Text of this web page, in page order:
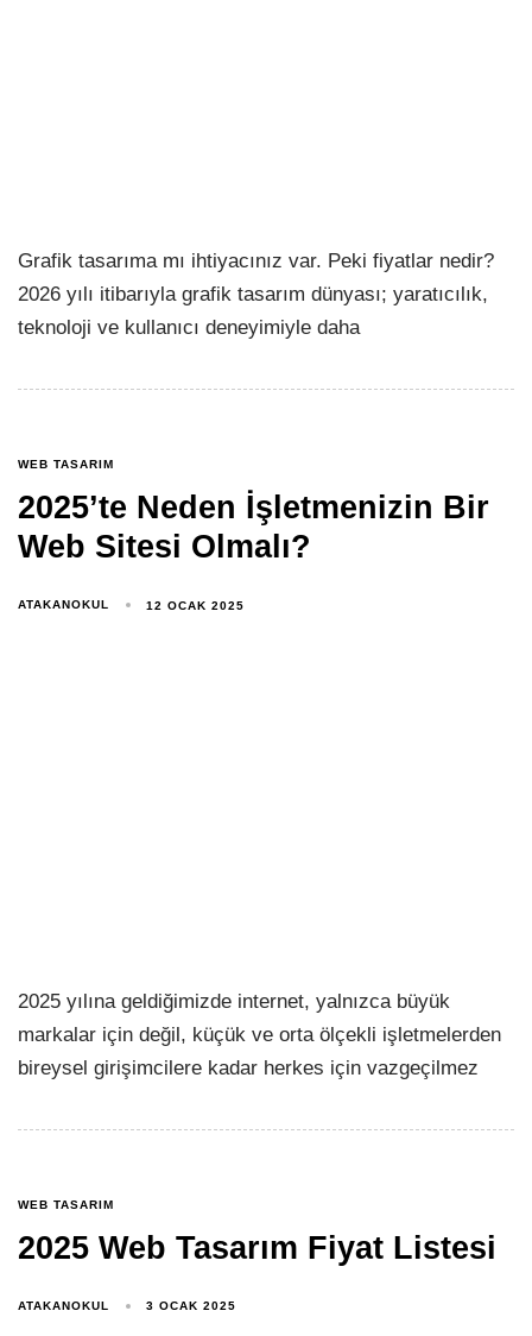
Grafik tasarıma mı ihtiyacınız var. Peki fiyatlar nedir?
2026 yılı itibarıyla grafik tasarım dünyası; yaratıcılık,
teknoloji ve kullanıcı deneyimiyle daha
WEB TASARIM
2025’te Neden İşletmenizin Bir
Web Sitesi Olmalı?
ATAKANOKUL 12 OCAK 2025
2025 yılına geldiğimizde internet, yalnızca büyük
markalar için değil, küçük ve orta ölçekli işletmelerden
bireysel girişimcilere kadar herkes için vazgeçilmez
WEB TASARIM
2025 Web Tasarım Fiyat Listesi
ATAKANOKUL 3 OCAK 2025